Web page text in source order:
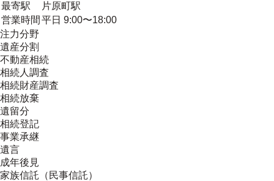
最寄駅
片原町駅
営業時間 平日 9:00〜18:00
注力分野
遺産分割
不動産相続
相続人調査
相続財産調査
相続放棄
遺留分
相続登記
事業承継
遺言
成年後見
家族信託（民事信託）